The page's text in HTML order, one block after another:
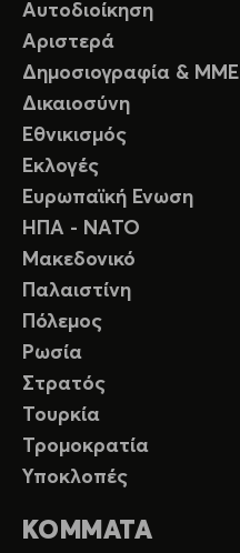
Αυτοδιοίκηση
Αριστερά
Δημοσιογραφία & ΜΜΕ
Δικαιοσύνη
Εθνικισμός
Εκλογές
Ευρωπαϊκή Ενωση
ΗΠΑ - ΝΑΤΟ
Μακεδονικό
Παλαιστίνη
Πόλεμος
Ρωσία
Στρατός
Τουρκία
Τρομοκρατία
Υποκλοπές
ΚΟΜΜΑΤΑ